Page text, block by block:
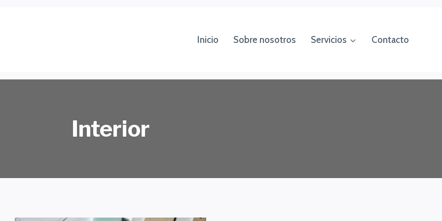
Inicio Sobre nosotros Servicios Contacto
Interior